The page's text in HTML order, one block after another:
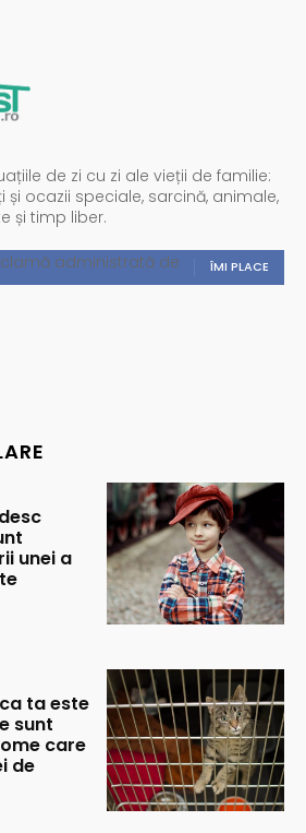
de zi cu zi ale vieții de familie:
și ocazii speciale, sarcină, animale,
și timp liber.
ÎMI PLACE
administrată de
unei a
ta este
sunt
care
de